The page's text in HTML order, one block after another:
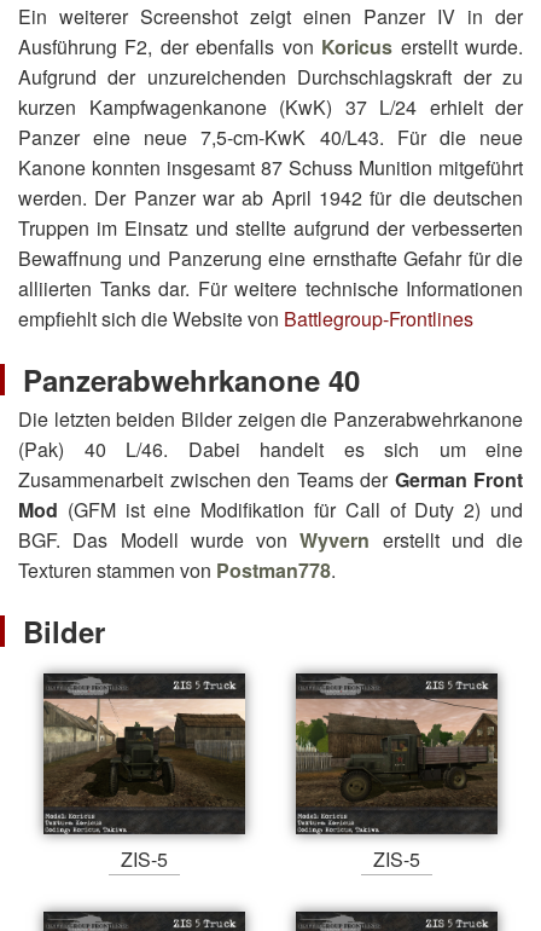
Ein weiterer Screenshot zeigt einen Panzer IV in der
Ausführung F2, der ebenfalls von Koricus erstellt wurde.
Aufgrund der unzureichenden Durchschlagskraft der zu
kurzen Kampfwagenkanone (KwK) 37 L/24 erhielt der
Panzer eine neue 7,5-cm-KwK 40/L43. Für die neue
Kanone konnten insgesamt 87 Schuss Munition mitgeführt
werden. Der Panzer war ab April 1942 für die deutschen
Truppen im Einsatz und stellte aufgrund der verbesserten
Bewaffnung und Panzerung eine ernsthafte Gefahr für die
alliierten Tanks dar. Für weitere technische Informationen
empfiehlt sich die Website von Battlegroup-Frontlines
Panzerabwehrkanone 40
Die letzten beiden Bilder zeigen die Panzerabwehrkanone
(Pak) 40 L/46. Dabei handelt es sich um eine
Zusammenarbeit zwischen den Teams der German Front
Mod (GFM ist eine Modifikation für Call of Duty 2) und
BGF. Das Modell wurde vonWyvern erstellt und die
Texturen stammen von Postman778.
Bilder
ZIS-5 ZIS-5